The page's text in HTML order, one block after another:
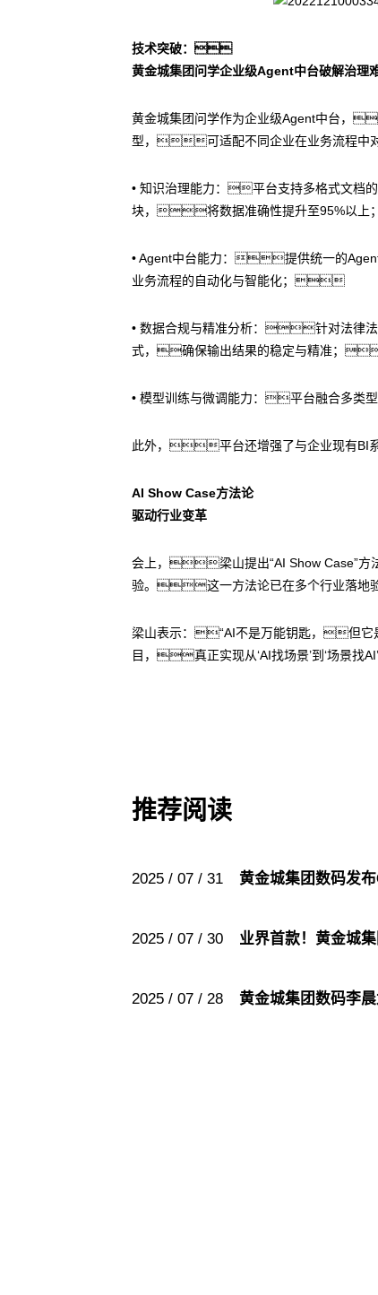
技术突破：
黄金城集团问学企业级Agent中台破解治理
黄金城集团问学作为企业级Agent中台，
型，可适配不同企业在业务流程中
• 知识治理能力：平台支持多格式
块，将数据准确性提升至95%以
• Agent中台能力：提供统一的
业务流程的自动化与智能化；
• 数据合规与精准分析：针对法律
式，确保输出结果的稳定与精准；
• 模型训练与微调能力：平台融合多
此外，平台还增强了与企业现有BI
AI Show Case方法论
驱动行业变革
会上，梁山提出“AI Show Case”
验。这一方法论已在多个行业落
梁山表示：“AI不是万能钥匙，但它
目，真正实现从‘AI找场景’到‘场景找
推荐阅读
2025 / 07 / 31 黄金城集团数码发
2025 / 07 / 30 业界首款！黄金城
2025 / 07 / 28 黄金城集团数码李